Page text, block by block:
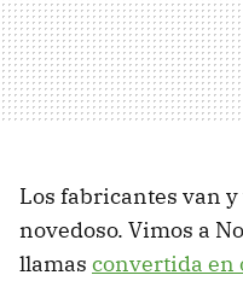
Los fabricantes van
novedoso. Vimos a
llamas convertida en